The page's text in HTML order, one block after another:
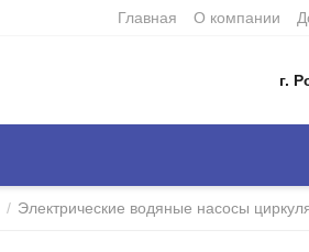
Главная О компании
г.
/ Электрические водяные насосы